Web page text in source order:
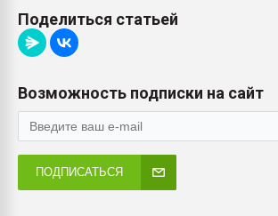
Поделиться статьей
Возможность подписки на сайт
ПОДПИСАТЬСЯ